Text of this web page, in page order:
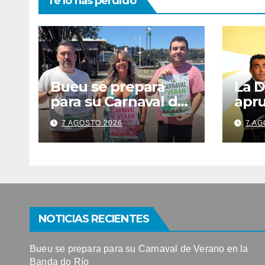
Bueu se prepara
para su Carnaval de
Verano en la Banda
do Río
7 AGOSTO 2026
La
das
7
NOTICIAS RECIENTES
Bueu se prepara para su Carnaval de Verano en la
Banda do Río